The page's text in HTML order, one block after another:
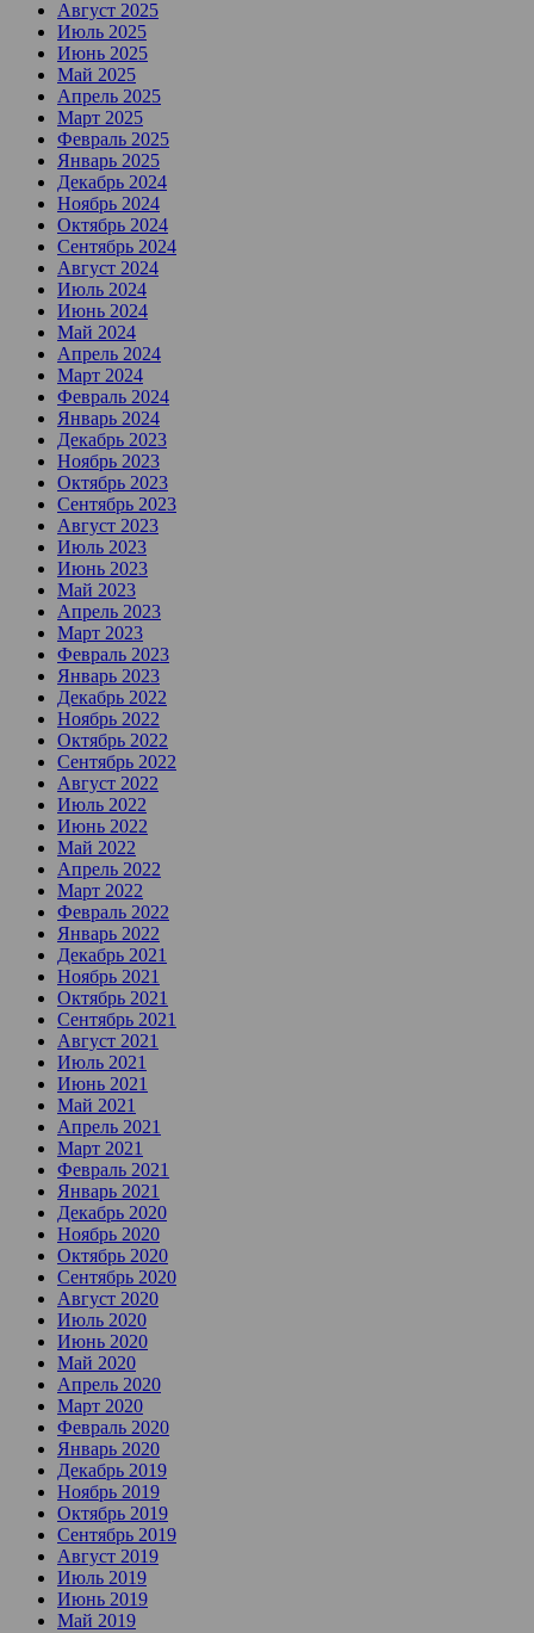
Август 2025
Июль 2025
Июнь 2025
Май 2025
Апрель 2025
Март 2025
Февраль 2025
Январь 2025
Декабрь 2024
Ноябрь 2024
Октябрь 2024
Сентябрь 2024
Август 2024
Июль 2024
Июнь 2024
Май 2024
Апрель 2024
Март 2024
Февраль 2024
Январь 2024
Декабрь 2023
Ноябрь 2023
Октябрь 2023
Сентябрь 2023
Август 2023
Июль 2023
Июнь 2023
Май 2023
Апрель 2023
Март 2023
Февраль 2023
Январь 2023
Декабрь 2022
Ноябрь 2022
Октябрь 2022
Сентябрь 2022
Август 2022
Июль 2022
Июнь 2022
Май 2022
Апрель 2022
Март 2022
Февраль 2022
Январь 2022
Декабрь 2021
Ноябрь 2021
Октябрь 2021
Сентябрь 2021
Август 2021
Июль 2021
Июнь 2021
Май 2021
Апрель 2021
Март 2021
Февраль 2021
Январь 2021
Декабрь 2020
Ноябрь 2020
Октябрь 2020
Сентябрь 2020
Август 2020
Июль 2020
Июнь 2020
Май 2020
Апрель 2020
Март 2020
Февраль 2020
Январь 2020
Декабрь 2019
Ноябрь 2019
Октябрь 2019
Сентябрь 2019
Август 2019
Июль 2019
Июнь 2019
Май 2019